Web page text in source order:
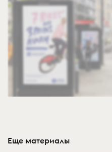
Еще материалы